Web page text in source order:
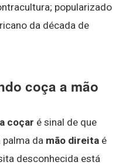
popularizado
da década de
coça a mão
coçar é sinal de que
da mão direita é
desconhecida está